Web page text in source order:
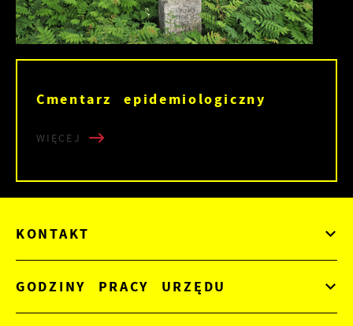
Cmentarz epidemiologiczny
WIĘCEJ
KONTAKT
GODZINY PRACY URZĘDU